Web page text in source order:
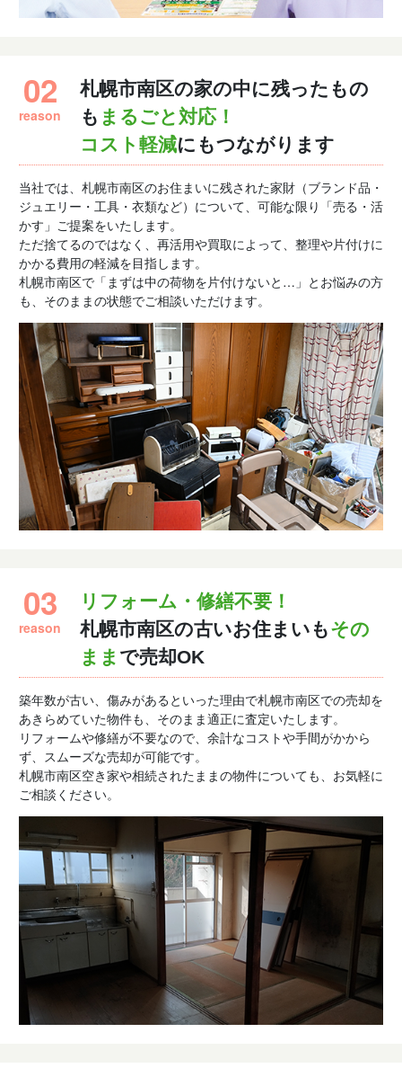
02
reason
札幌市南区の家の中に残ったもの
も まるごと対応！
コスト軽減にもつながります
当社では、札幌市南区のお住まいに残された家財（ブランド品・
ジュエリー・工具・衣類など）について、可能な限り「売る・活
かす」ご提案をいたします。
ただ捨てるのではなく、再活用や買取によって、整理や片付けに
かかる費用の軽減を目指します。
札幌市南区で「まずは中の荷物を片付けないと…」とお悩みの方
も、そのままの状態でご相談いただけます。
03
reason
リフォーム・修繕不要！
札幌市南区の古いお住まいもその
まま で売却OK
築年数が古い、傷みがあるといった理由で札幌市南区での売却を
あきらめていた物件も、そのまま適正に査定いたします。
リフォームや修繕が不要なので、余計なコストや手間がかから
ず、スムーズな売却が可能です。
札幌市南区空き家や相続されたままの物件についても、お気軽に
ご相談ください。